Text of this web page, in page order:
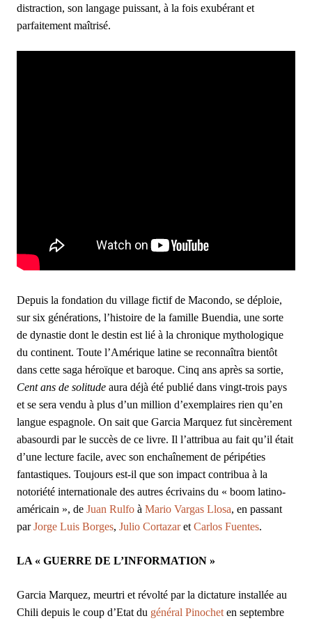
distraction, son langage puissant, à la fois exubérant et
parfaitement maîtrisé.
Depuis la fondation du village fictif de Macondo, se déploie,
sur six générations, l’histoire de la famille Buendia, une sorte
de dynastie dont le destin est lié à la chronique mythologique
du continent. Toute l’Amérique latine se reconnaîtra bientôt
dans cette saga héroïque et baroque. Cinq ans après sa sortie,
Cent ans de solitude aura déjà été publié dans vingt-trois pays
et se sera vendu à plus d’un million d’exemplaires rien qu’en
langue espagnole. On sait que Garcia Marquez fut sincèrement
abasourdi par le succès de ce livre. Il l’attribua au fait qu’il était
d’une lecture facile, avec son enchaînement de péripéties
fantastiques. Toujours est-il que son impact contribua à la
notoriété internationale des autres écrivains du « boom latino-
américain », de Juan Rulfo à Mario Vargas Llosa, en passant
parJorge Luis Borges, Julio Cortazaret Carlos Fuentes.
LA « GUERRE DE L’INFORMATION »
Garcia Marquez, meurtri et révolté par la dictature installée au
Chili depuis le coup d’Etat du général Pinochet en septembre